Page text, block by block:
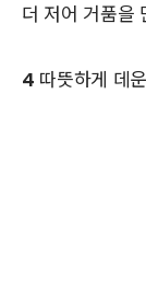
더 저어 거품을
4 따뜻하게 데